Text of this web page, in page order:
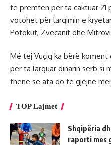
të premten për ta caktuar
votohet për largimin e
Potokut, Zveçanit dhe
Më tej Vuçiq ka bërë
për ta larguar dinarin serb si
thënë se ata do të gjejnë
TOP Lajmet
Shqipëria
raporti mes